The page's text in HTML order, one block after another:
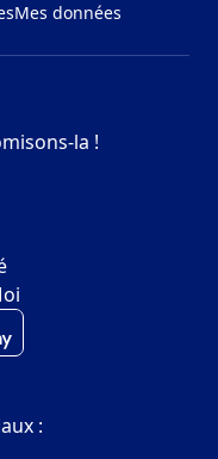
Mes données
la !
: